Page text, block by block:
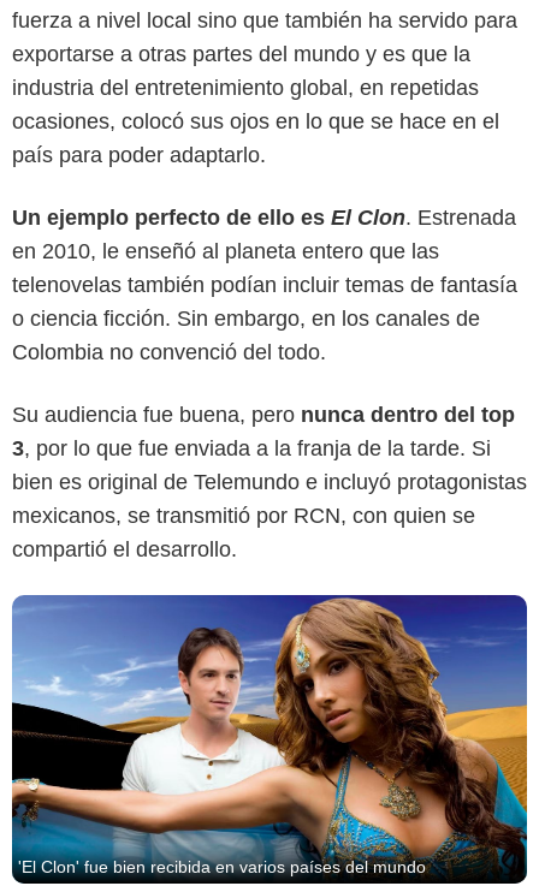
fuerza a nivel local sino que también ha servido para
exportarse a otras partes del mundo y es que la
industria del entretenimiento global, en repetidas
ocasiones, colocó sus ojos en lo que se hace en el
país para poder adaptarlo.
Un ejemplo perfecto de ello es El Clon. Estrenada
en 2010, le enseñó al planeta entero que las
telenovelas también podían incluir temas de fantasía
o ciencia ficción. Sin embargo, en los canales de
Colombia no convenció del todo.
Su audiencia fue buena, pero nunca dentro del top
3, por lo que fue enviada a la franja de la tarde. Si
bien es original de Telemundo e incluyó protagonistas
mexicanos, se transmitió por RCN, con quien se
compartió el desarrollo.
Telemundo
'El Clon' fue bien recibida en varios países del mundo